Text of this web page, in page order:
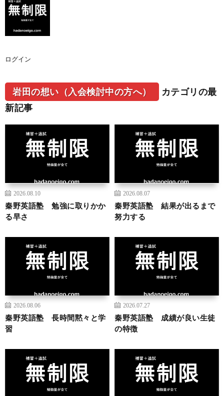
ログイン
岩田の想い（入会検討中の方へ）
カテゴリの最
新記事
2026.08.10
秦野英語塾 勉強に取りかか
る早さ
2026.08.07
秦野英語塾 結果が出るまで
努力する
2026.08.06
秦野英語塾 長時間黙々と学
習
2026.07.27
秦野英語塾 成績が良い生徒
の特徴